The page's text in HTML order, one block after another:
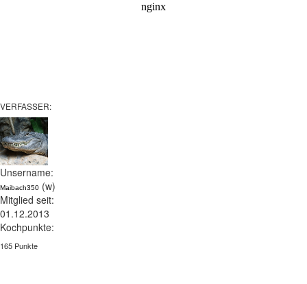
VERFASSER:
Unsername:
Maibach350 (w)
Mitglied seit:
01.12.2013
Kochpunkte:
165 Punkte